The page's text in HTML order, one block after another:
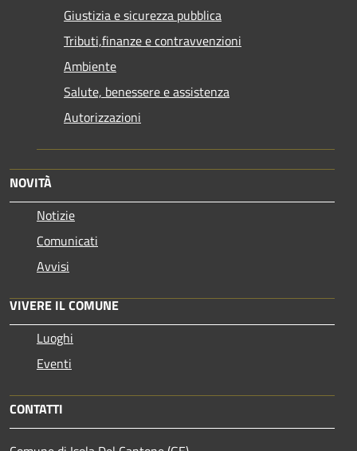
Giustizia e sicurezza pubblica
Tributi,finanze e contravvenzioni
Ambiente
Salute, benessere e assistenza
Autorizzazioni
NOVITÀ
Notizie
Comunicati
Avvisi
VIVERE IL COMUNE
Luoghi
Eventi
CONTATTI